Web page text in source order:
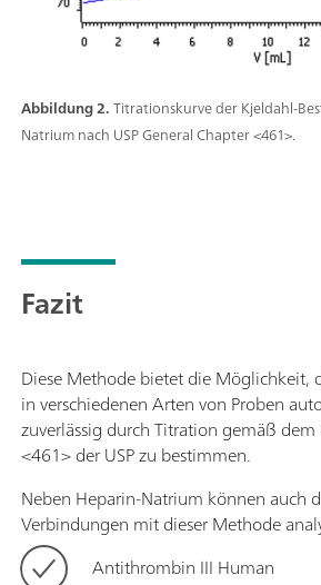
Abbildung 2.Titrationskurve der Kjeldahl-
Natrium nach USP General Chapter <461>.
Fazit
Diese Methode bietet die Möglichkeit,
in verschiedenen Arten von Proben
zuverlässig durch Titration gemäß
<461> der USP zu bestimmen.
Neben Heparin-Natrium können auch
Verbindungen mit dieser Methode
Antithrombin III Human